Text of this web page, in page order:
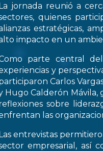
jornada reunió a
quienes
estratégicas,
impacto en un
parte central
y
Carlos
Hugo Calderón Mávila,
sobre
las
entrevistas
empresarial, así